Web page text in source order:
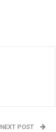
NEXT POST